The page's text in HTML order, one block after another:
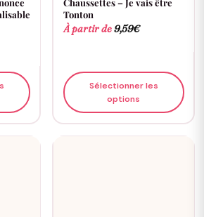
Chaussettes – Je vais être
Tonton
À partir de9,59€
Sélectionner les
options